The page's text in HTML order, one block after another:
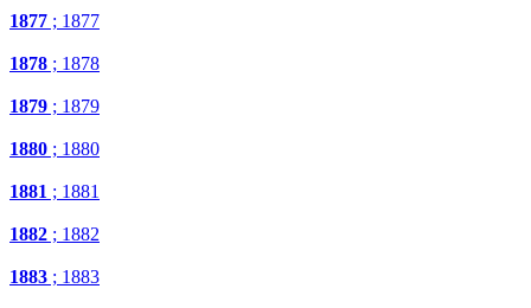
1877 ; 1877
1878 ; 1878
1879 ; 1879
1880 ; 1880
1881 ; 1881
1882 ; 1882
1883 ; 1883